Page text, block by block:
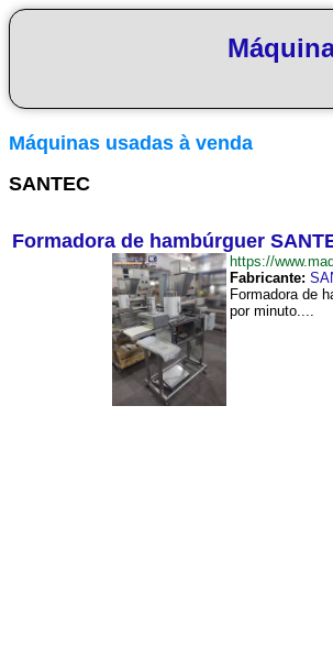
Máquinas usadas à venda
SANTEC
Formadora de hambúrguer
https://
Fabricante:
Formadora de
por minuto....